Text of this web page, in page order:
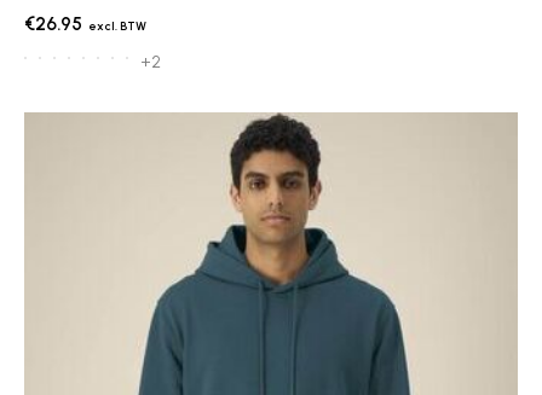
€26.95
+2